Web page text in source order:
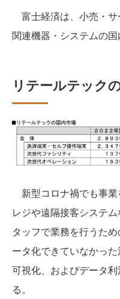
富士経済は、小売・サ
関連機器・システムの国
リテールテック
新型コロナ禍でも事
レジや遠隔接客システ
タッフで業務を行うた
ータ化できていなかっ
可視化、およびデータ
る。